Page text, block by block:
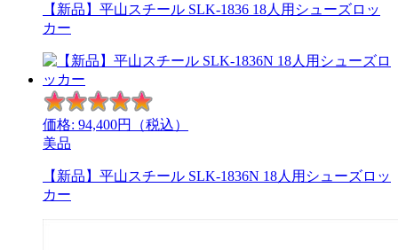
【新品】平山スチール SLK-1836 18人用シューズロッ
カー
価格: 94,400円（税込）
美品
【新品】平山スチール SLK-1836N 18人用シューズロッ
カー